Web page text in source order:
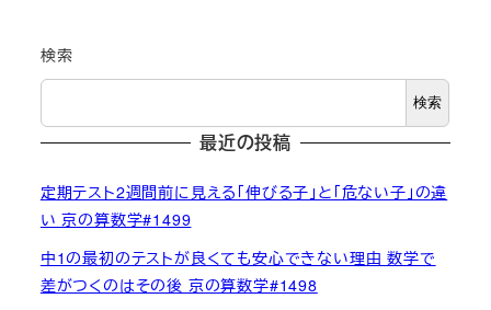
検索
検索
最近の投稿
定期テスト2週間前に見える「伸びる子」と「危ない子」の違
い 京の算数学#1499
中1の最初のテストが良くても安心できない理由 数学で
差がつくのはその後 京の算数学#1498